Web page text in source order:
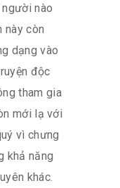
nào
này còn
dạng vào
độc
tham gia
mới lạ với
vì chưng
khả năng
khác.